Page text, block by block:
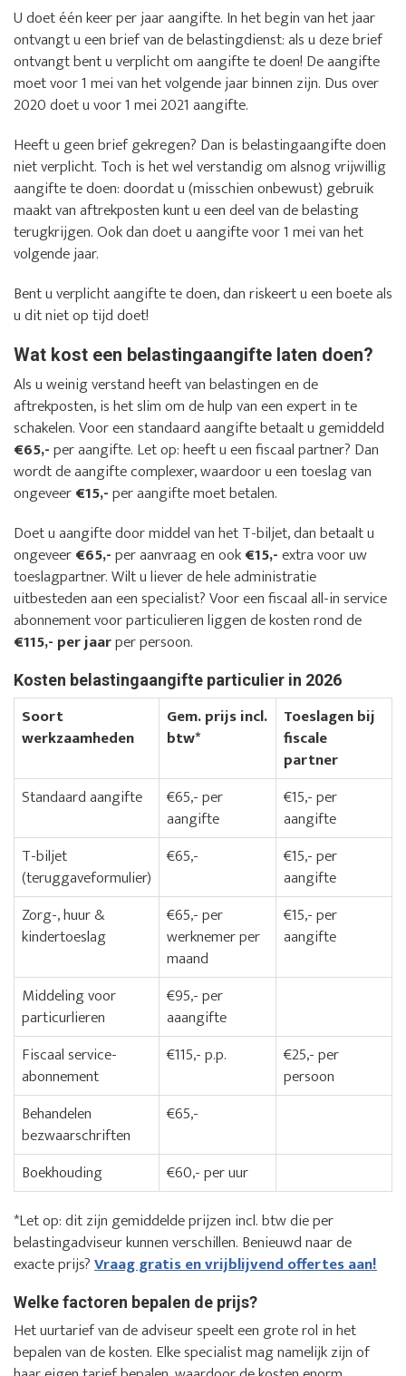
U doet één keer per jaar aangifte. In het begin van het jaar
ontvangt u een brief van de belastingdienst: als u deze brief
ontvangt bent u verplicht om aangifte te doen! De aangifte
moet voor 1 mei van het volgende jaar binnen zijn. Dus over
2020 doet u voor 1 mei 2021 aangifte.
Heeft u geen brief gekregen? Dan is belastingaangifte doen
niet verplicht. Toch is het wel verstandig om alsnog vrijwillig
aangifte te doen: doordat u (misschien onbewust) gebruik
maakt van aftrekposten kunt u een deel van de belasting
terugkrijgen. Ook dan doet u aangifte voor 1 mei van het
volgende jaar.
Bent u verplicht aangifte te doen, dan riskeert u een boete als
u dit niet op tijd doet!
Wat kost een belastingaangifte laten doen?
Als u weinig verstand heeft van belastingen en de
aftrekposten, is het slim om de hulp van een expert in te
schakelen. Voor een standaard aangifte betaalt u gemiddeld
€65,-per aangifte. Let op: heeft u een fiscaal partner? Dan
wordt de aangifte complexer, waardoor u een toeslag van
ongeveer€15,-per aangifte moet betalen.
Doet u aangifte door middel van het T-biljet, dan betaalt u
ongeveer€65,-per aanvraag en ook€15,-extra voor uw
toeslagpartner. Wilt u liever de hele administratie
uitbesteden aan een specialist? Voor een fiscaal all-in service
abonnement voor particulieren liggen de kosten rond de
€115,- per jaarper persoon.
Kosten belastingaangifte particulier in 2026
Soort
werkzaamheden
Gem. prijs incl.
btw*
Toeslagen bij
fiscale
partner
Standaard aangifte
€65,- per
aangifte
€15,- per
aangifte
T-biljet
(teruggaveformulier)
€65,-
€15,- per
aangifte
Zorg-, huur &
kindertoeslag
€65,- per
werknemer per
maand
€15,- per
aangifte
Middeling voor
particurlieren
€95,- per
aaangifte
Fiscaal service-
abonnement
€115,- p.p.
€25,- per
persoon
Behandelen
bezwaarschriften
€65,-
Boekhouding
€60,- per uur
*Let op: dit zijn gemiddelde prijzen incl. btw die per
belastingadviseur kunnen verschillen. Benieuwd naar de
exacte prijs?Vraag gratis en vrijblijvend offertes aan!
Welke factoren bepalen de prijs?
Het uurtarief van de adviseur speelt een grote rol in het
bepalen van de kosten. Elke specialist mag namelijk zijn of